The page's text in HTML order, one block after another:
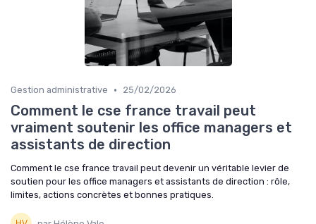
Gestion administrative • 25/02/2026
Comment le cse france travail peut
vraiment soutenir les office managers et
assistants de direction
Comment le cse france travail peut devenir un véritable levier de
soutien pour les office managers et assistants de direction : rôle,
limites, actions concrètes et bonnes pratiques.